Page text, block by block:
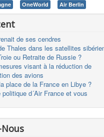
OneWorld Air Berlin
de ses cendres
Thales dans les satellites
ou Retraite de Russie ?
visant à la réduction de
des avions
place de la France en Libye ?
politique d´Air France et vous